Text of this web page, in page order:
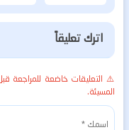
اترك تعليقاً
⚠️ التعليقات خاضعة للمراجعة
المسيئة.